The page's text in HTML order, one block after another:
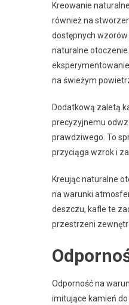
Kreowanie
również na
dostępnych
naturalne
na świeżym
Dodatkową zaletą
precyzyjnemu
prawdziwego. To
przyciąga wzrok i
Kreując naturalne
na warunki
deszczu, kafle te
przestrzeni
Odporność na
imitujące kamień